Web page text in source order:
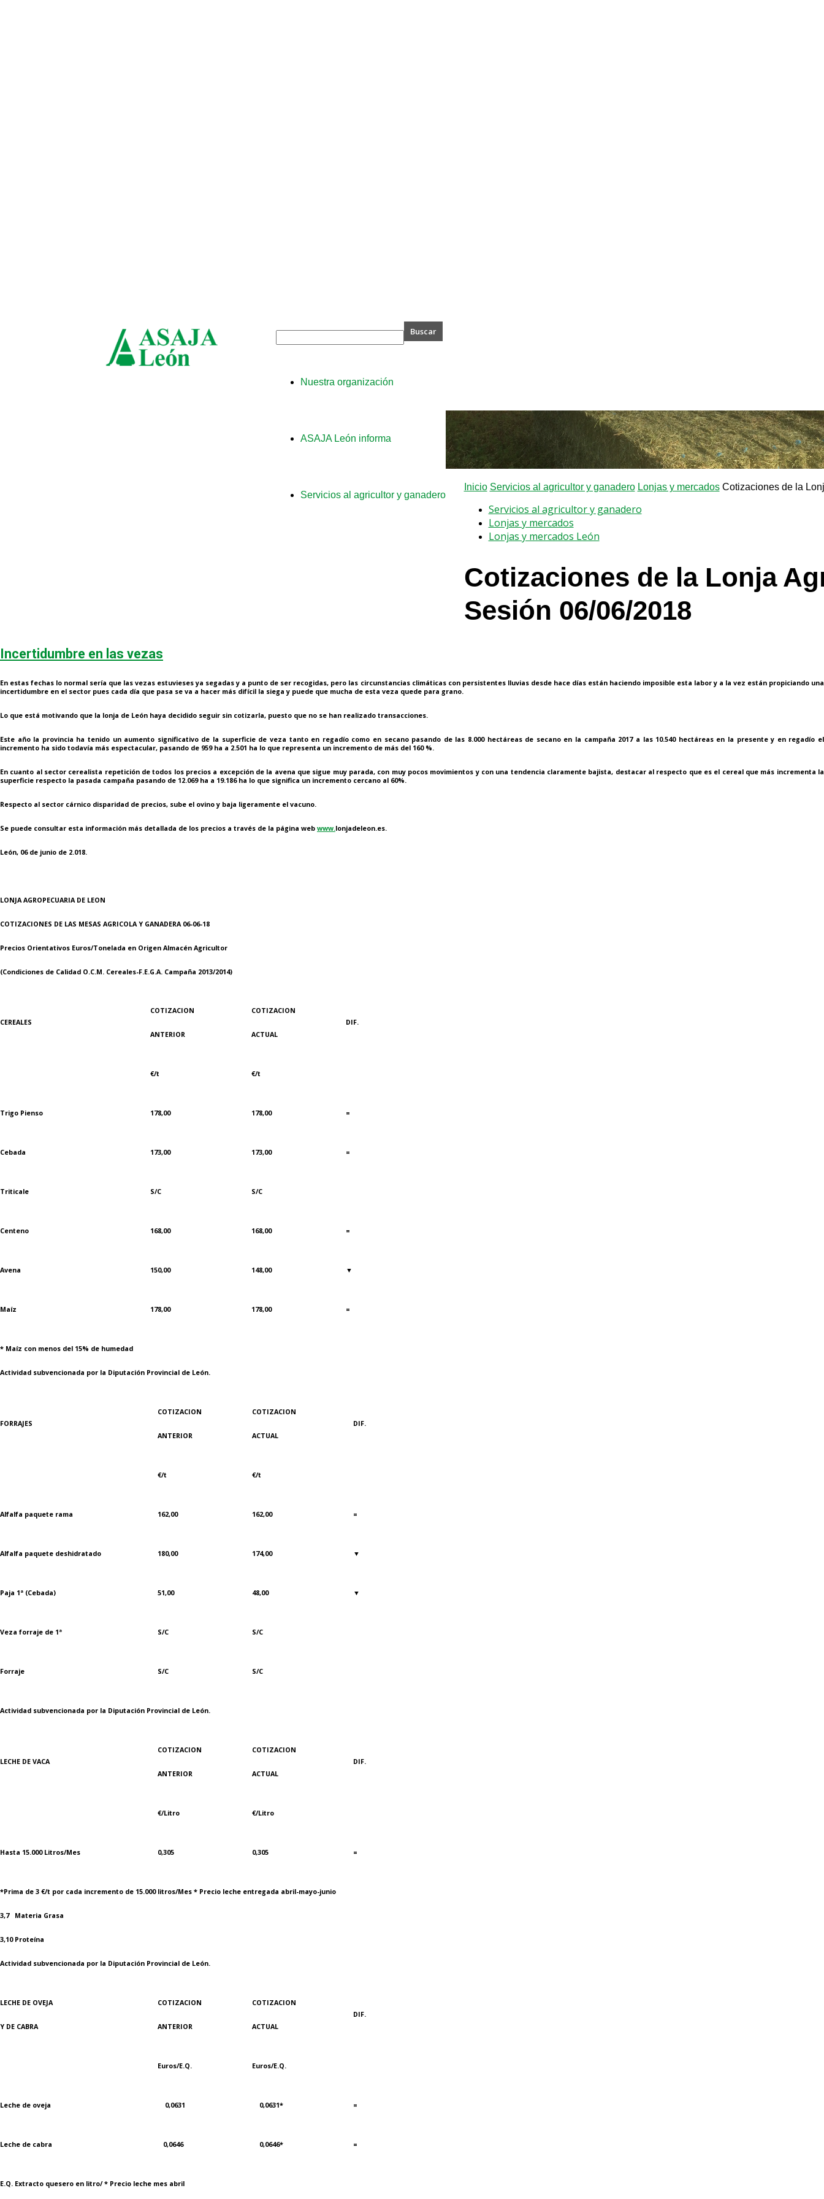
Nuestra organización
ASAJA León informa
Servicios al agricultor y ganadero
Inicio Servicios al agricultor y ganadero Lonjas y mercados Cotizaciones de la
Servicios al agricultor y ganadero
Lonjas y mercados
Lonjas y mercados León
Cotizaciones de la Lonja
Sesión 06/06/2018
Incertidumbre en las vezas
En estas fechas lo normal sería que las vezas estuvieses ya segadas y a punto de ser recogidas, pero las circunstancias climáticas con persistentes lluvias desde hace días están haciendo imposible esta labor y a la vez están propiciando una
incertidumbre en el sector pues cada día que pasa se va a hacer más difícil la siega y puede que mucha de esta veza quede para grano.
Lo que está motivando que la lonja de León haya decidido seguir sin cotizarla, puesto que no se han realizado transacciones.
Este año la provincia ha tenido un aumento significativo de la superficie de veza tanto en regadío como en secano pasando de las 8.000 hectáreas de secano en la campaña 2017 a las 10.540 hectáreas en la presente y en regadío el
incremento ha sido todavía más espectacular, pasando de 959 ha a 2.501 ha lo que representa un incremento de más del 160 %.
En cuanto al sector cerealista repetición de todos los precios a excepción de la avena que sigue muy parada, con muy pocos movimientos y con una tendencia claramente bajista, destacar al respecto que es el cereal que más incrementa la
superficie respecto la pasada campaña pasando de 12.069 ha a 19.186 ha lo que significa un incremento cercano al 60%.
Respecto al sector cárnico disparidad de precios, sube el ovino y baja ligeramente el vacuno.
Se puede consultar esta información más detallada de los precios a través de la página web www.lonjadeleon.es.
León, 06 de junio de 2.018.
LONJA AGROPECUARIA DE LEON
COTIZACIONES DE LAS MESAS AGRICOLA Y GANADERA 06-06-18
Precios Orientativos Euros/Tonelada en Origen Almacén Agricultor
(Condiciones de Calidad O.C.M. Cereales-F.E.G.A. Campaña 2013/2014)
CEREALES
COTIZACION
ANTERIOR
COTIZACION
ACTUAL
DIF.
€/t €/t
Trigo Pienso 178,00 178,00 =
Cebada 173,00 173,00 =
Triticale S/C S/C
Centeno 168,00 168,00 =
Avena 150,00 148,00 ▼
Maíz 178,00 178,00 =
* Maíz con menos del 15% de humedad
Actividad subvencionada por la Diputación Provincial de León.
FORRAJES
COTIZACION
ANTERIOR
COTIZACION
ACTUAL
DIF.
€/t €/t
Alfalfa paquete rama 162,00 162,00 =
Alfalfa paquete deshidratado 180,00 174,00 ▼
Paja 1ª (Cebada) 51,00 48,00 ▼
Veza forraje de 1ª S/C S/C
Forraje S/C S/C
Actividad subvencionada por la Diputación Provincial de León.
LECHE DE VACA
COTIZACION
ANTERIOR
COTIZACION
ACTUAL
DIF.
€/Litro €/Litro
Hasta 15.000 Litros/Mes 0,305 0,305 =
*Prima de 3 €/t por cada incremento de 15.000 litros/Mes * Precio leche entregada abril-mayo-junio
3,7 Materia Grasa
3,10 Proteína
Actividad subvencionada por la Diputación Provincial de León.
LECHE DE OVEJA
Y DE CABRA
COTIZACION
ANTERIOR
COTIZACION
ACTUAL
DIF.
Euros/E.Q. Euros/E.Q.
Leche de oveja 0,0631 0,0631* =
Leche de cabra 0,0646 0,0646* =
E.Q. Extracto quesero en litro/ * Precio leche mes abril